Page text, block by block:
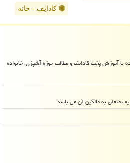
کادایف - خانه
با آموزش پخت کادایف و مطالب حوزه آشپزی، خانواده